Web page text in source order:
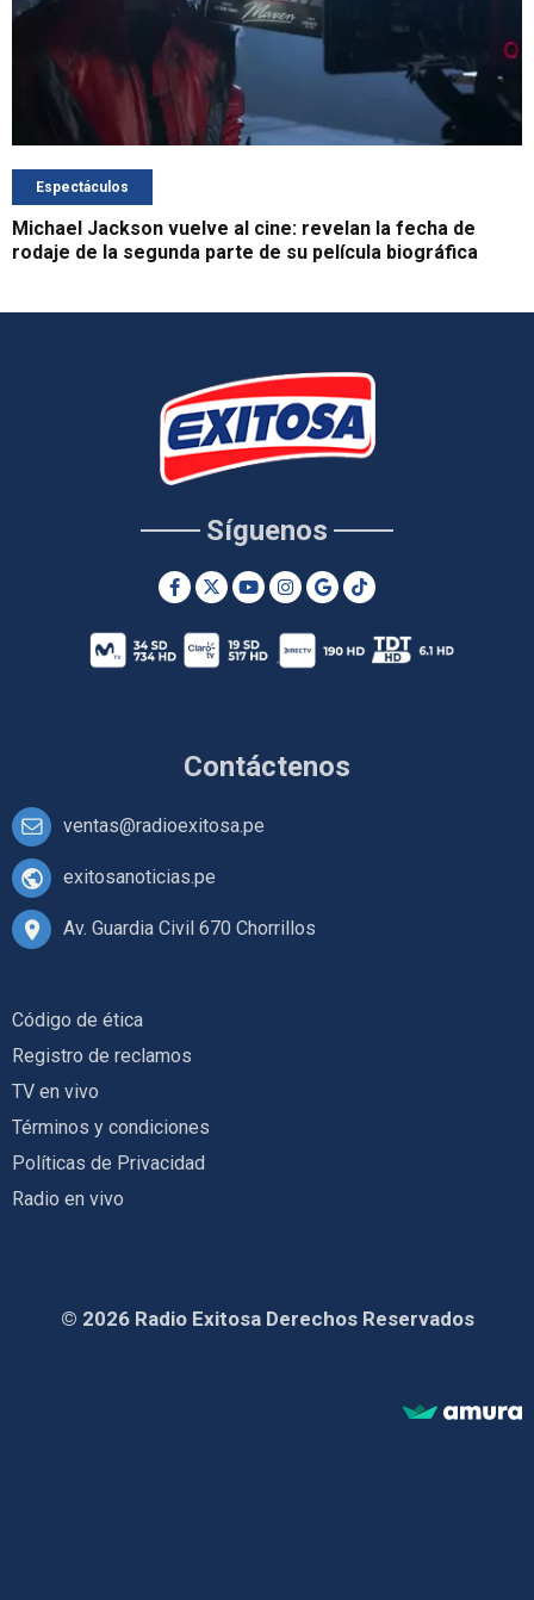
Espectáculos
Michael Jackson vuelve al cine: revelan la fecha de
rodaje de la segunda parte de su película biográfica
Contáctenos
ventas@radioexitosa.pe
exitosanoticias.pe
Av. Guardia Civil 670 Chorrillos
Síguenos
Código de ética
Registro de reclamos
TV en vivo
Términos y condiciones
Políticas de Privacidad
Radio en vivo
© 2026 Radio Exitosa Derechos Reservados